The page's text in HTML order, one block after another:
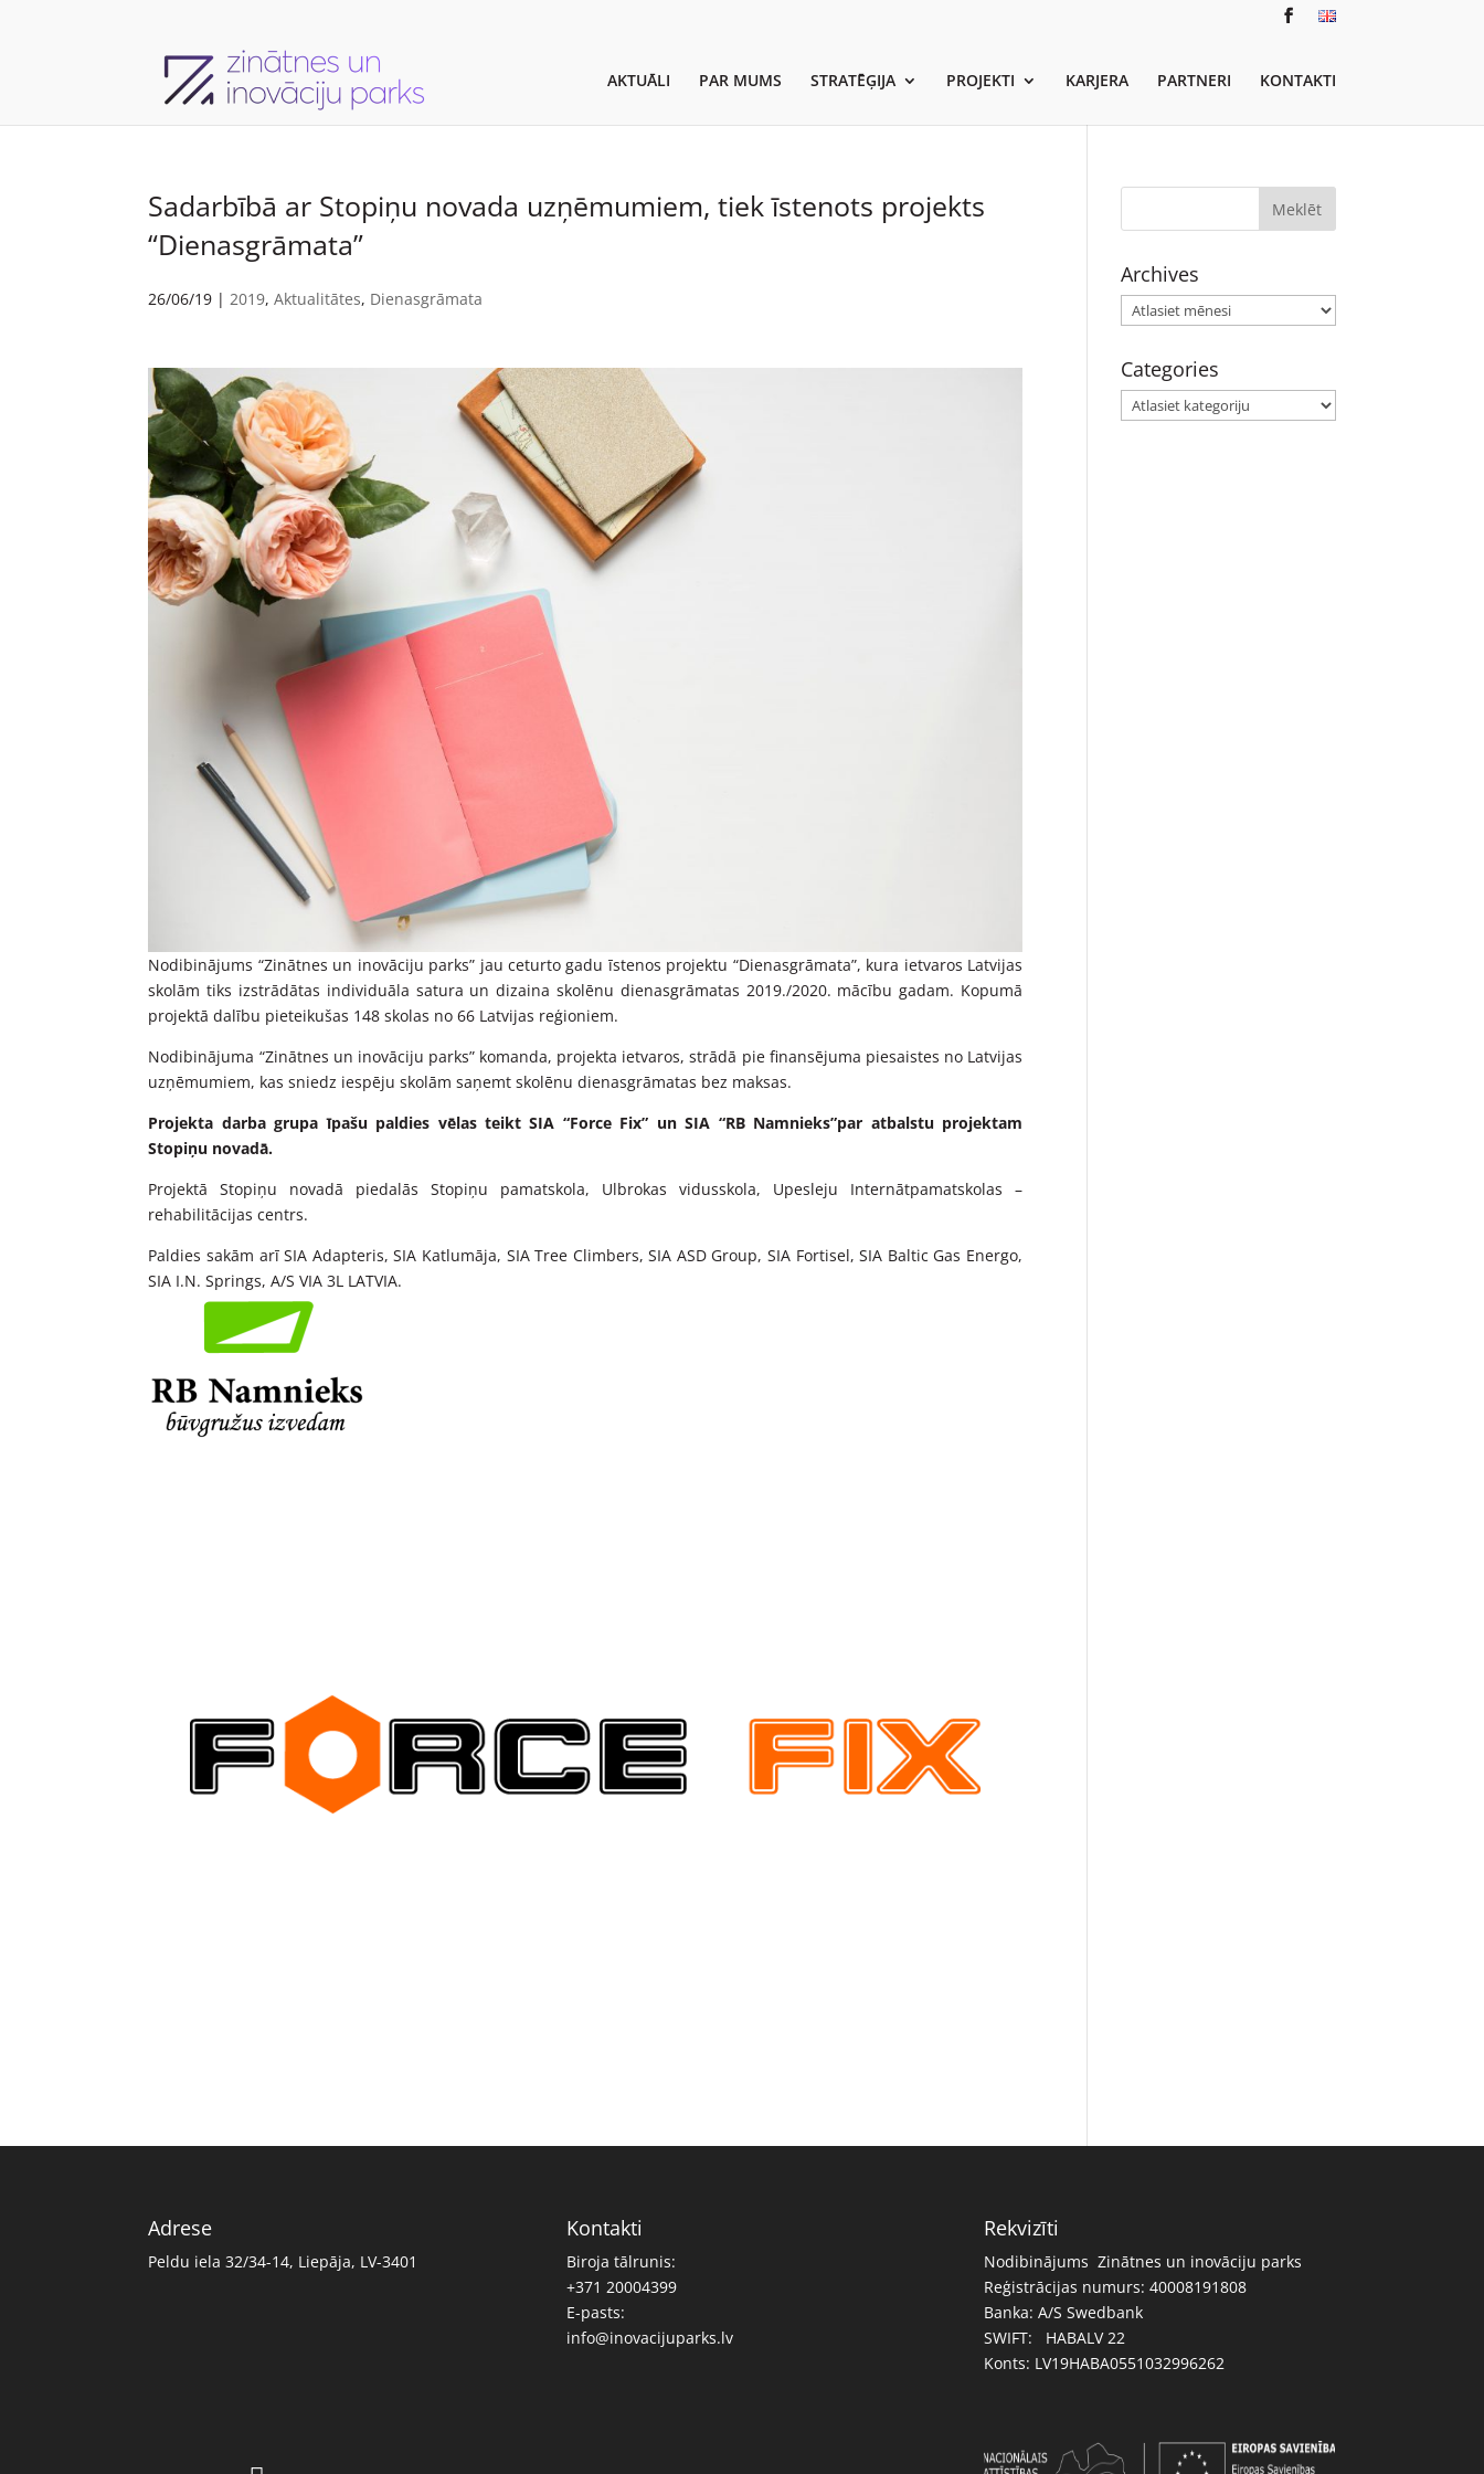
AKTUĀLI PAR MUMS STRATĒĢIJA PROJEKTI KARJERA PARTNERI KONTAKTI
Sadarbībā ar Stopiņu novada uzņēmumiem, tiek īstenots projekts
“Dienasgrāmata”
26/06/19 |2019,Aktualitātes, Dienasgrāmata
Nodibinājums “Zinātnes un inovāciju parks” jau ceturto gadu īstenos projektu “Dienasgrāmata”, kura ietvaros Latvijas
skolām tiks izstrādātas individuāla satura un dizaina skolēnu dienasgrāmatas 2019./2020. mācību gadam. Kopumā
projektā dalību pieteikušas 148 skolas no 66 Latvijas reģioniem.
Nodibinājuma “Zinātnes un inovāciju parks” komanda, projekta ietvaros, strādā pie finansējuma piesaistes no Latvijas
uzņēmumiem, kas sniedz iespēju skolām saņemt skolēnu dienasgrāmatas bez maksas.
Projekta darba grupa īpašu paldies vēlas teikt SIA “Force Fix” un SIA “RB Namnieks”par atbalstu projektam
Stopiņu novadā.
Projektā Stopiņu novadā piedalās Stopiņu pamatskola, Ulbrokas vidusskola, Upesleju Internātpamatskolas –
rehabilitācijas centrs.
Paldies sakām arī SIA Adapteris, SIA Katlumāja, SIA Tree Climbers, SIA ASD Group, SIA Fortisel, SIA Baltic Gas Energo,
SIA I.N. Springs, A/S VIA 3L LATVIA.
Archives
Archives
Categories
Categories
Adrese
Peldu iela 32/34-14, Liepāja, LV-3401
Kontakti
Biroja tālrunis:
+371 20004399
E-pasts:
info@inovacijuparks.lv
Rekvizīti
Nodibinājums Zinātnes un inovāciju parks
Reģistrācijas numurs: 40008191808
Banka: A/S Swedbank
SWIFT: HABALV 22
Konts: LV19HABA0551032996262